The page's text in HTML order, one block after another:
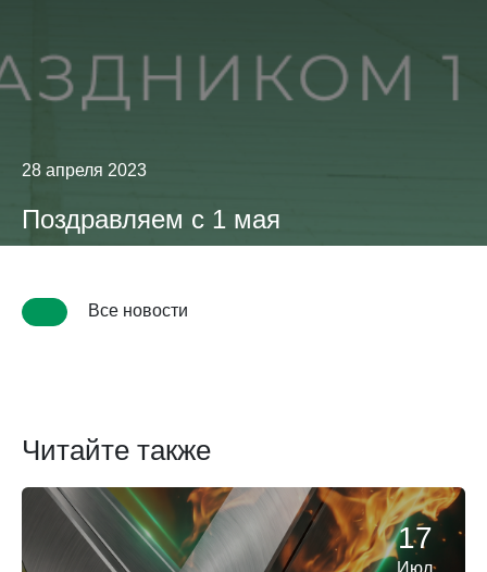
28 апреля 2023
Поздравляем с 1 мая
Все новости
Читайте также
17
Июл